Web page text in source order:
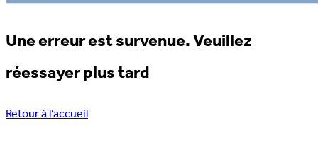
Une erreur est survenue. Veuillez
réessayer plus tard
Retour à l’accueil